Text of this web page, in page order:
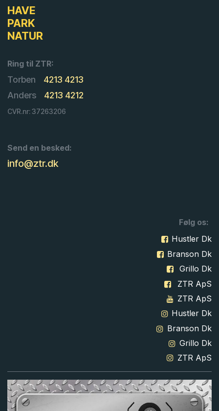
HAVE
PARK
NATUR
Ring til ZTR:
Torben
4213 4213
Anders
4213 4212
CVR.nr: 37263206
Send en besked:
info@ztr.dk
Følg os:
Hustler Dk
Branson Dk
Grillo Dk
ZTR ApS
ZTR ApS
Hustler Dk
Branson Dk
Grillo Dk
ZTR ApS